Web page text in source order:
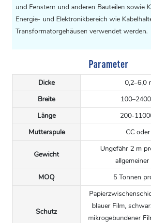
und Fenstern und anderen Bauteilen sowie
Energie- und Elektronikbereich wie
Transformatorgehäusen verwendet werden.
Parameter
Dicke
0,2–6,0
Breite
Länge
200-
Mutterspule
CC
Gewicht
Ungefähr 2 m
MOQ
5 Tonnen
Schutz
blauer Film,
mikrogebundener